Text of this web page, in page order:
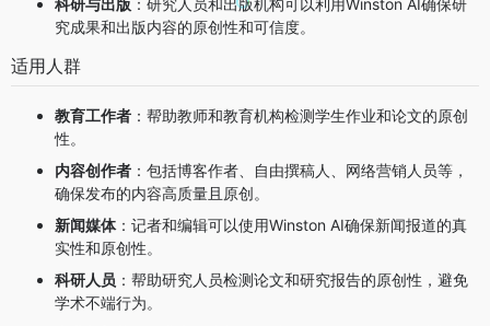
究成果和出版内容的原创性和可信度。
适用人群
教育工作者 ：帮助教师和教育机构检测学生作业和论文的原创
性。
内容创作者 ：包括博客作者、自由撰稿人、网络营销人员等，
确保发布的内容高质量且原创。
新闻媒体：记者和编辑可以使用Winston AI确保新闻报道的真
实性和原创性。
科研人员 ：帮助研究人员检测论文和研究报告的原创性，避免
学术不端行为。